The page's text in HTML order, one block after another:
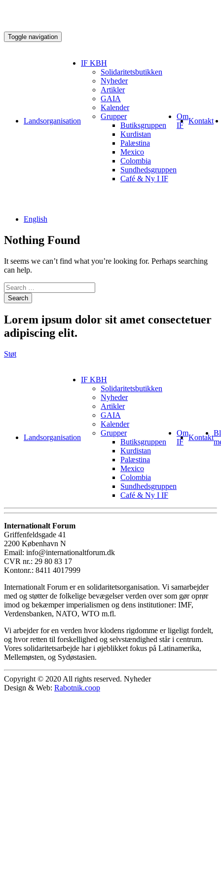
Toggle navigation
Landsorganisation
IF KBH
Solidaritetsbutikken
Nyheder
Artikler
GAIA
Kalender
Grupper
Butiksgruppen
Kurdistan
Palæstina
Mexico
Colombia
Sundhedsgruppen
Café & Ny I IF
Om
IF
Kontakt
English
Nothing Found
It seems we can’t find what you’re looking for. Perhaps searching
can help.
Search
Lorem ipsum dolor sit amet consectetuer
adipiscing elit.
Støt
Landsorganisation
IF KBH
Solidaritetsbutikken
Nyheder
Artikler
GAIA
Kalender
Grupper
Butiksgruppen
Kurdistan
Palæstina
Mexico
Colombia
Sundhedsgruppen
Café & Ny I IF
Om
IF
Kontakt
Internationalt Forum
Griffenfeldsgade 41
2200 København N
Email: info@internationaltforum.dk
CVR nr.: 29 80 83 17
Kontonr.: 8411 4017999
Internationalt Forum er en solidaritetsorganisation. Vi samarbejder
med og støtter de folkelige bevægelser verden over som gør oprør
imod og bekæmper imperialismen og dens institutioner: IMF,
Verdensbanken, NATO, WTO m.fl.
Vi arbejder for en verden hvor klodens rigdomme er ligeligt fordelt,
og hvor retten til forskellighed og selvstændighed står i centrum.
Vores solidaritetsarbejde har i øjeblikket fokus på Latinamerika,
Mellemøsten, og Sydøstasien.
Copyright © 2020 All rights reserved. Nyheder
Design & Web: Rabotnik.coop